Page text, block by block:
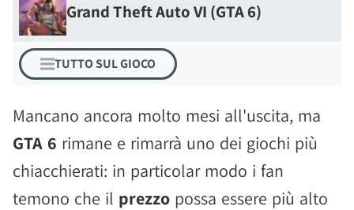
Grand Theft Auto VI (GTA 6)
TUTTO SUL GIOCO
Mancano ancora molto mesi all'uscita, ma
GTA 6 rimane e rimarrà uno dei giochi più
chiacchierati: in particolar modo i fan
temono che il prezzo possa essere più alto